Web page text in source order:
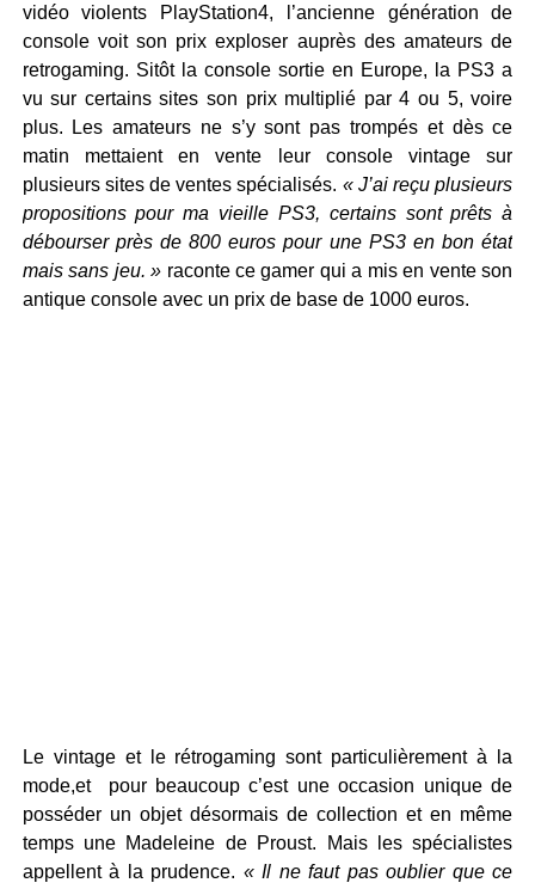
vidéo violents PlayStation4, l’ancienne génération de
console voit son prix exploser auprès des amateurs de
retrogaming. Sitôt la console sortie en Europe, la PS3 a
vu sur certains sites son prix multiplié par 4 ou 5, voire
plus. Les amateurs ne s’y sont pas trompés et dès ce
matin mettaient en vente leur console vintage sur
plusieurs sites de ventes spécialisés. « J’ai reçu plusieurs
propositions pour ma vieille PS3, certains sont prêts à
débourser près de 800 euros pour une PS3 en bon état
mais sans jeu. » raconte ce gamer qui a mis en vente son
antique console avec un prix de base de 1000 euros.
Le vintage et le rétrogaming sont particulièrement à la
mode,et pour beaucoup c’est une occasion unique de
posséder un objet désormais de collection et en même
temps une Madeleine de Proust. Mais les spécialistes
appellent à la prudence. « Il ne faut pas oublier que ce